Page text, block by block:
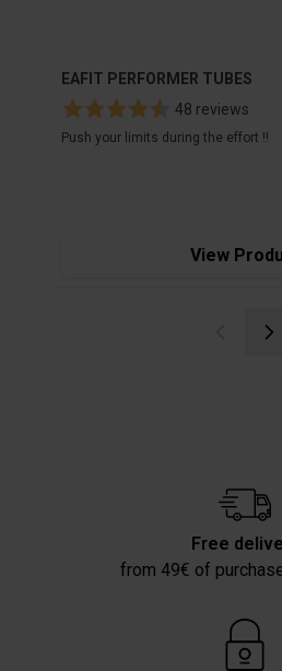
EAFIT PERFORMER TUBES
48 reviews
Push your limits during the effort !!
View
Free
from 49€ of